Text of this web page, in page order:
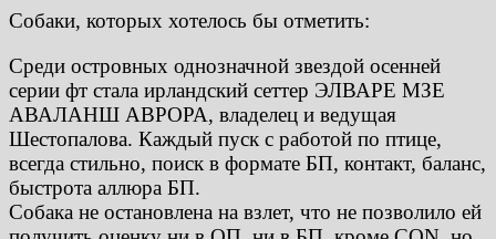
Собаки, которых хотелось бы отметить:
Среди островных однозначной звездой осенней
серии фт стала ирландский сеттер ЭЛВАРЕ МЗЕ
АВАЛАНШ АВРОРА, владелец и ведущая
Шестопалова. Каждый пуск с работой по птице,
всегда стильно, поиск в формате БП, контакт, баланс,
быстрота аллюра БП.
Собака не остановлена на взлет, что не позволило ей